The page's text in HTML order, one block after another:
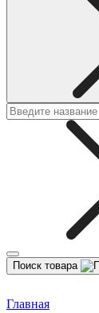
Поиск товара
Главная